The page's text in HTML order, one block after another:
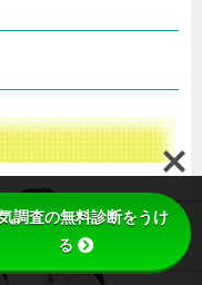
調査の無料診断をうけ
る